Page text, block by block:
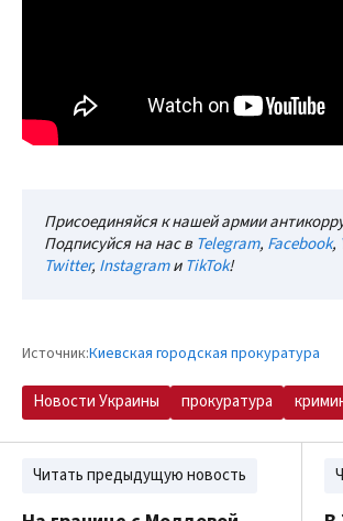
Присоединяйся к нашей армии
Подписуйся на нас в Telegram, Facebook,
Twitter, InstagramиTikTok!
Источник:Киевская городская прокуратура
Новости Украины прокуратура
Читать предыдущую новость